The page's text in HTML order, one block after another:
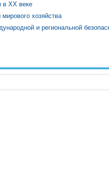
в XX веке
хозяйства
и региональной